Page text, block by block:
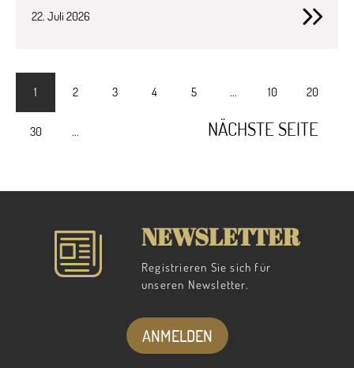
22. Juli 2026
1 2 3 4 5 ... 10 20
30 ... NÄCHSTE SEITE
NEWSLETTER
Registrieren Sie sich für
unseren Newsletter.
ANMELDEN